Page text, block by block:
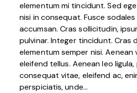
elementum mi tincidunt. Sed
nisi in consequat. Fusce
accumsan. Cras sollicitudin,
pulvinar. Integer tincidunt. Cras
elementum semper nisi.
eleifend tellus. Aenean leo
consequat vitae, eleifend ac,
perspiciatis, unde…